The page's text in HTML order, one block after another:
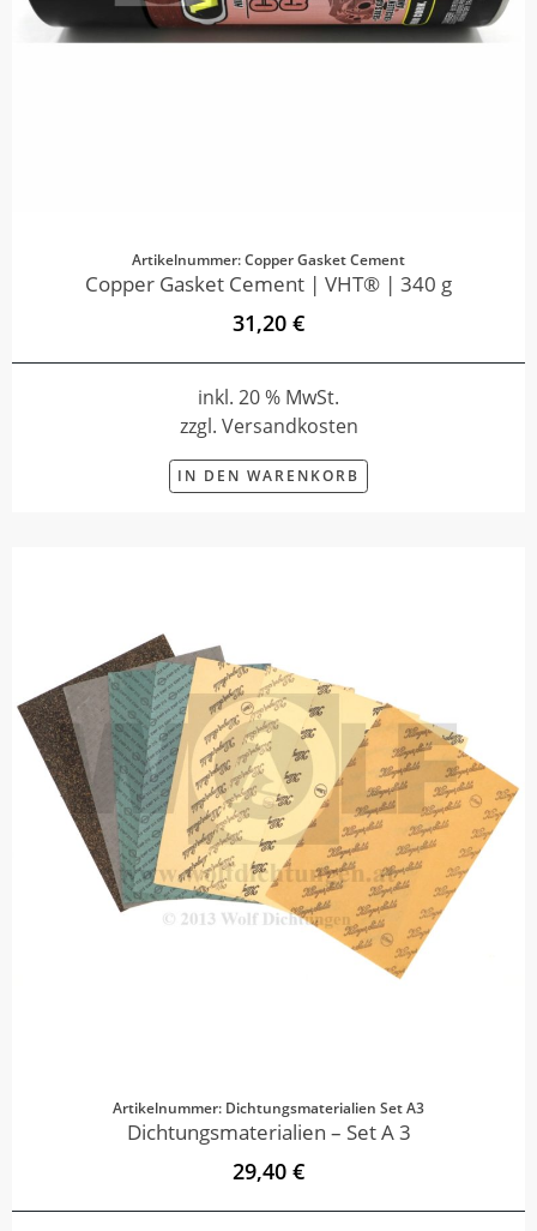
Artikelnummer: Copper Gasket Cement
Copper Gasket Cement | VHT® | 340 g
31,20 €
inkl. 20 % MwSt.
zzgl. Versandkosten
IN DEN WARENKORB
Artikelnummer: Dichtungsmaterialien Set A3
Dichtungsmaterialien – Set A 3
29,40 €